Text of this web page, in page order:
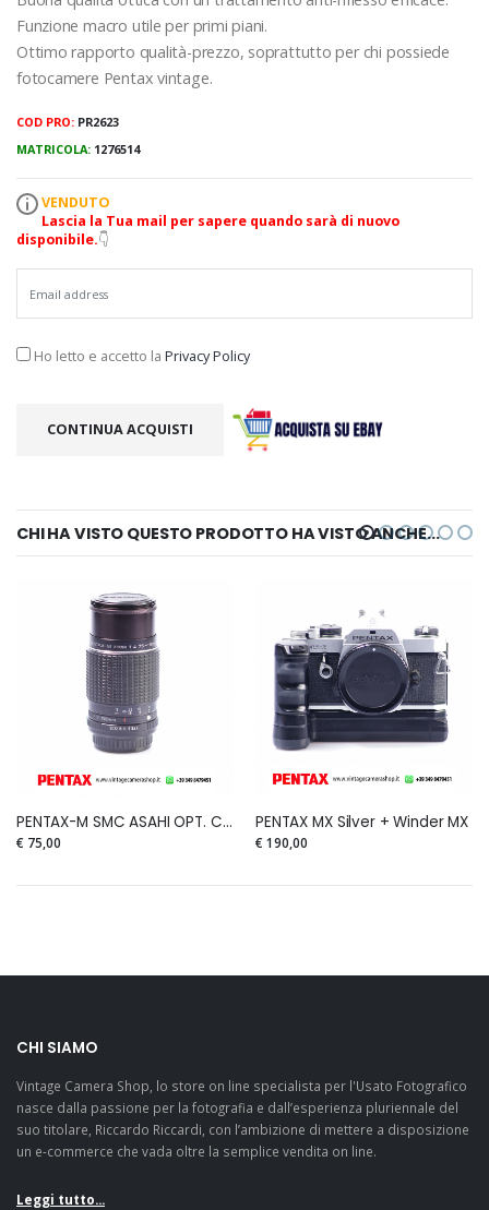
Funzione macro utile per primi piani.
Ottimo rapporto qualità-prezzo, soprattutto per chi possiede
fotocamere Pentax vintage.
COD PRO: PR2623
MATRICOLA: 1276514
VENDUTO
Lascia la Tua mail per sapere quando sarà di nuovo
disponibile.👇
Ho letto e accetto la Privacy Policy
CONTINUA ACQUISTI
CHI HA VISTO QUESTO PRODOTTO HA VISTO ANCHE...
PENTAX-M SMC ASAHI OPT. CO. ZOOM 75-150mm F.4
€ 75,00
PENTAX MX Silver + Winder MX
€ 190,00
CHI SIAMO
Vintage Camera Shop, lo store on line specialista per l'Usato Fotografico
nasce dalla passione per la fotografia e dall’esperienza pluriennale del
suo titolare, Riccardo Riccardi, con l’ambizione di mettere a disposizione
un e-commerce che vada oltre la semplice vendita on line.
Leggi tutto...